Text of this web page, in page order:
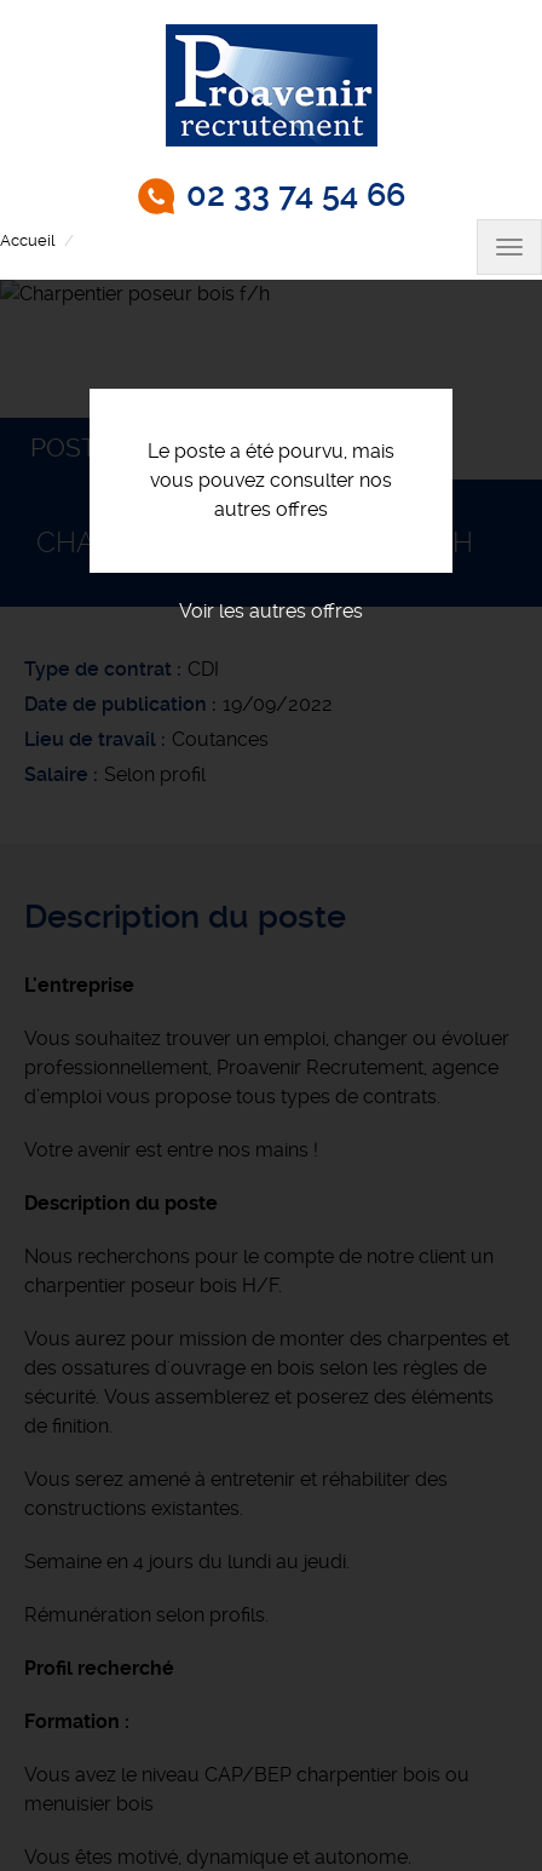
02 33 74 54 66
Accueil
Le poste a été pourvu, mais
vous pouvez consulter nos
autres offres
Voir les autres offres
POSTULEZ
CHARPENTIER POSEUR BOIS F/H
Type de contrat
CDI
Date de publication
19/09/2022
Lieu de travail
Coutances
Salaire
Selon profil
Description du poste
L'entreprise
Vous souhaitez trouver un emploi, changer ou évoluer
professionnellement, Proavenir Recrutement, agence
d’emploi vous propose tous types de contrats.
Votre avenir est entre nos mains !
Description du poste
Nous recherchons pour le compte de notre client un
charpentier poseur bois H/F.
Vous aurez pour mission de monter des charpentes et
des ossatures d'ouvrage en bois selon les règles de
sécurité. Vous assemblerez et poserez des éléments
de finition.
Vous serez amené à entretenir et réhabiliter des
constructions existantes.
Semaine en 4 jours du lundi au jeudi.
Rémunération selon profils.
Profil recherché
Formation :
Vous avez le niveau CAP/BEP charpentier bois ou
menuisier bois
Vous êtes motivé, dynamique et autonome.